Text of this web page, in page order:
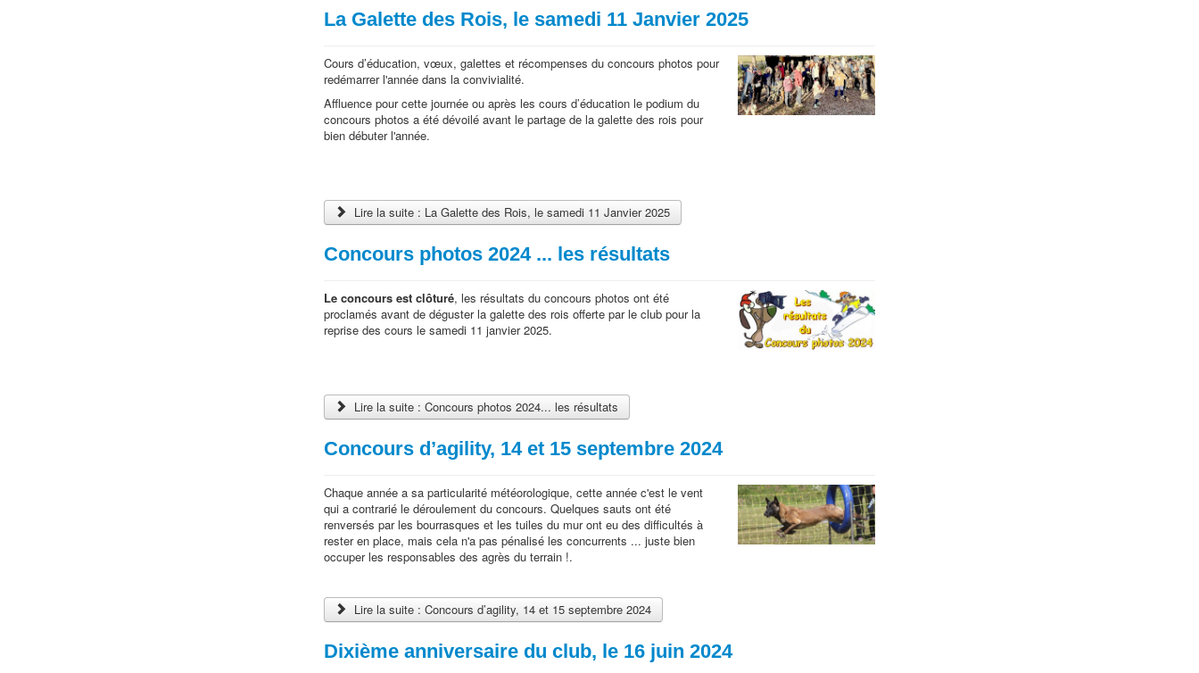
La Galette des Rois, le samedi 11 Janvier 2025
Cours d’éducation, vœux, galettes et récompenses du concours photos pour
redémarrer l'année dans la convivialité.
Affluence pour cette journée ou après les cours d’éducation le podium du
concours photos a été dévoilé avant le partage de la galette des rois pour
bien débuter l'année.
Lire la suite : La Galette des Rois, le samedi 11 Janvier 2025
Concours photos 2024 ... les résultats
Le concours est clôturé, les résultats du concours photos ont été
proclamés avant de déguster la galette des rois offerte par le club pour la
reprise des cours le samedi 11 janvier 2025.
Lire la suite : Concours photos 2024... les résultats
Concours d’agility, 14 et 15 septembre 2024
Chaque année a sa particularité météorologique, cette année c'est le vent
qui a contrarié le déroulement du concours. Quelques sauts ont été
renversés par les bourrasques et les tuiles du mur ont eu des difficultés à
rester en place, mais cela n'a pas pénalisé les concurrents ... juste bien
occuper les responsables des agrès du terrain !.
Lire la suite : Concours d’agility, 14 et 15 septembre 2024
Dixième anniversaire du club, le 16 juin 2024